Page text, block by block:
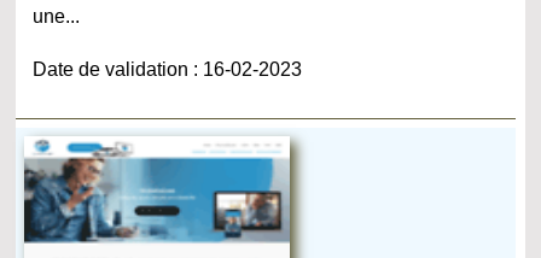
une...
Date de validation : 16-02-2023